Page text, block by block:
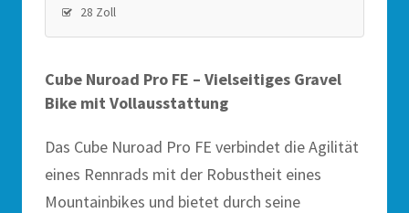
28 Zoll
Cube Nuroad Pro FE – Vielseitiges Gravel
Bike mit Vollausstattung
Das Cube Nuroad Pro FE verbindet die Agilität
eines Rennrads mit der Robustheit eines
Mountainbikes und bietet durch seine